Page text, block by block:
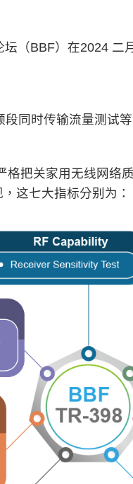
（BBF）在2024
同时传输流量测试
格把关家用无线网络
这七大指标分别为：